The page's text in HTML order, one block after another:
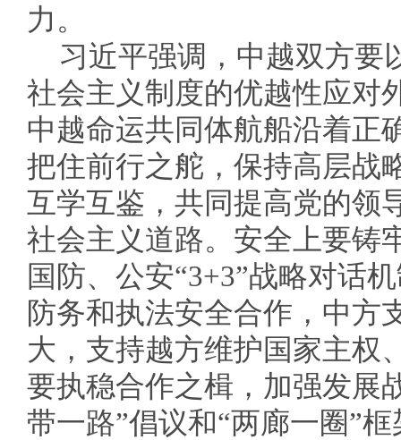
力。
习近平强调，中越双方要
社会主义制度的优越性应对
中越命运共同体航船沿着正
把住前行之舵，保持高层战
互学互鉴，共同提高党的领
社会主义道路。安全上要铸
国防、公安“3+3”战略对话
防务和执法安全合作，中方
大，支持越方维护国家主权
要执稳合作之楫，加强发展
带一路”倡议和“两廊一圈”